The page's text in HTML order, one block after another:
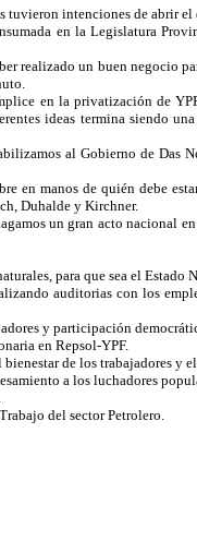
intenciones de abrir
en la Legislatura
realizado un buen negocio
en la privatización de
ideas termina siendo
al Gobierno de Das
manos de quién debe
Duhalde y Kirchner.
un gran acto nacional
para que sea el Estado
auditorias con los
y participación
en Repsol-YPF.
de los trabajadores
a los luchadores
del sector Petrolero.